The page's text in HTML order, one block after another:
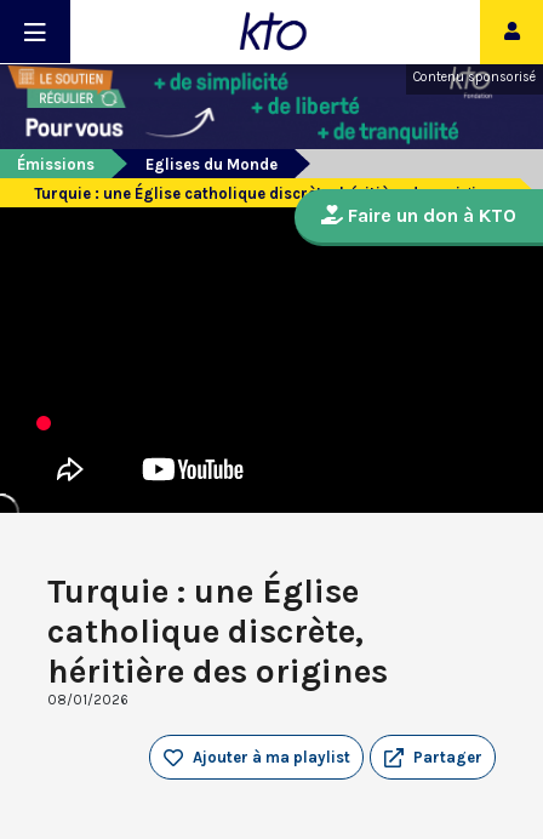
Contenu sponsorisé
Émissions
Eglises du Monde
Turquie : une Église catholique discrète, héritière des origines
Turquie : une Église
catholique discrète,
héritière des origines
08/01/2026
Partager
Ajouter à ma playlist
Faire un don à KTO